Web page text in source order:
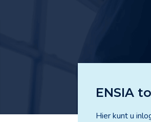
ENSIA
Hier kunt u